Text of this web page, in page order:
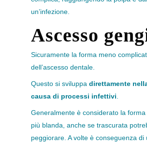
un’infezione.
Ascesso
Sicuramente la forma meno
dell’ascesso dentale.
Questo si sviluppa direttamente
causa di processi infettivi
Generalmente è considerato la
più blanda, anche se trascurata
peggiorare. A volte è conseguenza di